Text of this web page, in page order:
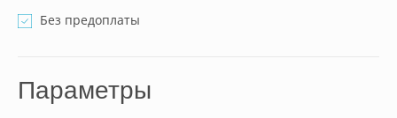
Без предоплаты
Параметры